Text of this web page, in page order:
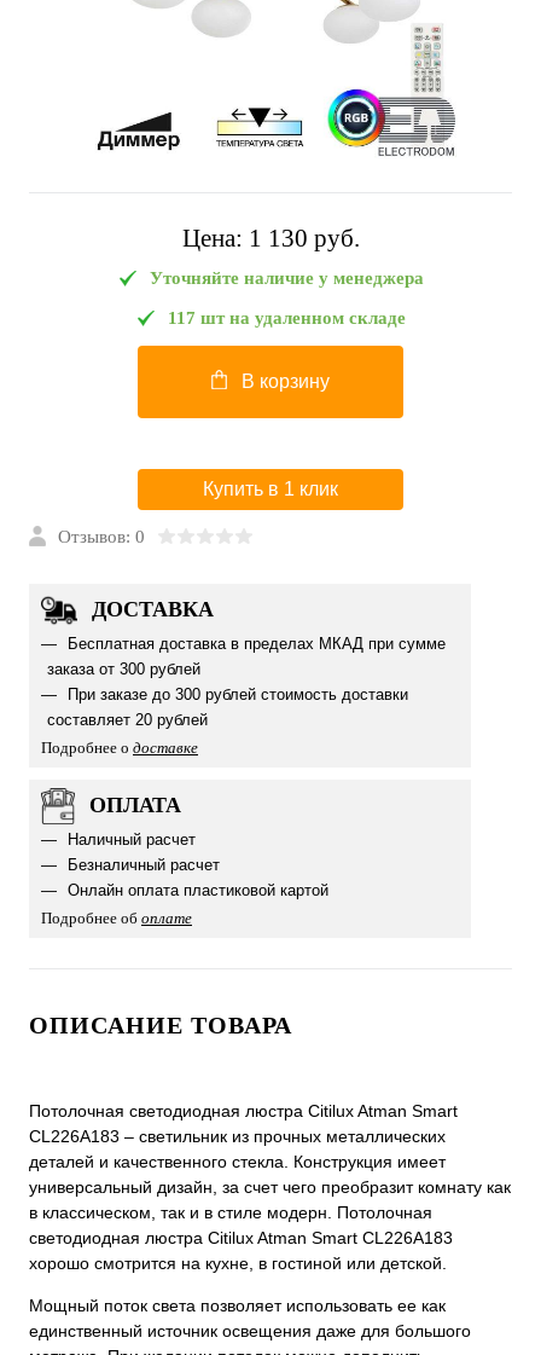
Цена: 1 130 pуб.
Уточняйте наличие у менеджера
117 шт на удаленном складе
В корзину
Купить в 1 клик
Отзывов: 0
ДОСТАВКА
Бесплатная доставка в пределах МКАД при сумме
заказа от 300 рублей
При заказе до 300 рублей стоимость доставки
составляет 20 рублей
Подробнее о доставке
ОПЛАТА
Наличный расчет
Безналичный расчет
Онлайн оплата пластиковой картой
Подробнее об оплате
ОПИСАНИЕ ТОВАРА
Потолочная светодиодная люстра Citilux Atman Smart
CL226A183 – светильник из прочных металлических
деталей и качественного стекла. Конструкция имеет
универсальный дизайн, за счет чего преобразит комнату как
в классическом, так и в стиле модерн. Потолочная
светодиодная люстра Citilux Atman Smart CL226A183
хорошо смотрится на кухне, в гостиной или детской.
Мощный поток света позволяет использовать ее как
единственный источник освещения даже для большого